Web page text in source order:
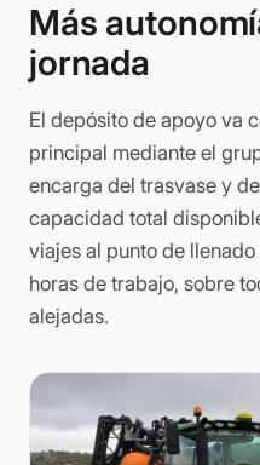
Más
jornada
El depósito de apoyo va
principal mediante el
encarga del trasvase y
capacidad total
viajes al punto de
horas de trabajo, sobre
alejadas.